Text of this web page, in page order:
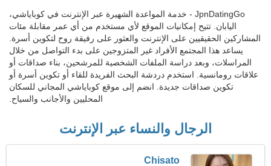
JpnDatingGo - خدمة المواعدة الشهيرة عبر الإنترنت في كوباياشي،
اليابان. تتيح إمكانيات الموقع لأي مستخدم من أي عمر مقابلة مئات
المشاركين الحقيقيين على الإنترنت والعثور على رفيقة روح لتكوين أسرة.
يساعد هذا المجتمع الأفراد غير المتزوجين على بدء التواصل من خلال
المراسلات، وبعد دراسة الملفات الشخصية للمرشحين، بناء صداقات أو
علاقات رومانسية. استخدم دردشة البحث الفريدة للقاء أو تكوين أسرة أو
تكوين صداقات جديدة. انضم إلى موقع كوباياشي المجاني للسكان
المحليين والأجانب والسياح.
الرجال والنساء عبر الإنترنت
Chisato